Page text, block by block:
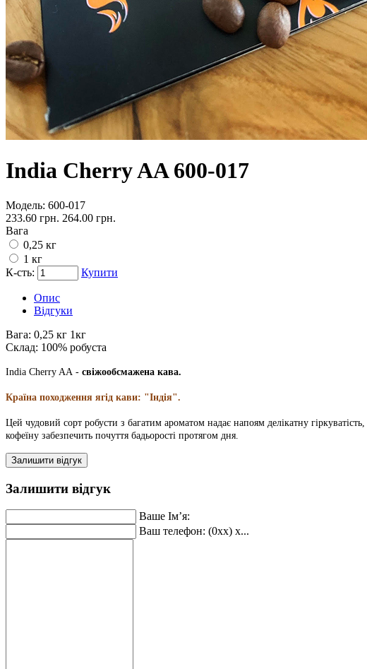
India Cherry AA 600-017
Модель: 600-017
233.60 грн. 264.00 грн.
Вага
0,25 кг
1 кг
К-сть:
Купити
Опис
Відгуки
Вага: 0,25 кг 1кг
Склад: 100% робуста
India Cherry AA - свіжообсмажена кава.
Країна походження ягід кави: "Індія".
Цей чудовий сорт робусти з багатим ароматом надає напоям делікатну
кофеїну забезпечить почуття бадьорості протягом дня.
Залишити відгук
Залишити відгук
Ваше Ім’я:
Ваш телефон: (0xx) x...